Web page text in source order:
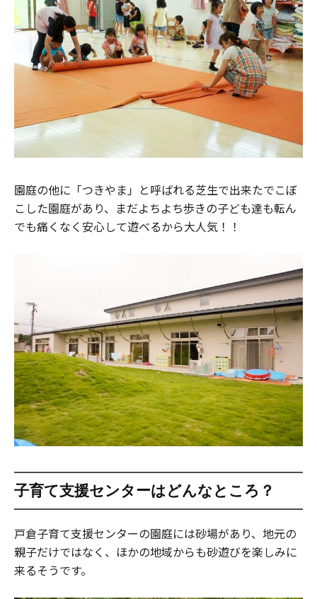
園庭の他に「つきやま」と呼ばれる芝生で出来たでこぼ
こした園庭があり、まだよちよち歩きの子ども達も転ん
でも痛くなく安心して遊べるから大人気！！
子育て支援センターはどんなところ？
戸倉子育て支援センターの園庭には砂場があり、地元の
親子だけではなく、ほかの地域からも砂遊びを楽しみに
来るそうです。